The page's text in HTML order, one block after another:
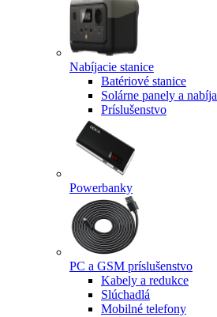
Nabíjacie stanice
Batériové stanice
Solárne panely a
Príslušenstvo
Powerbanky
PC a GSM príslušenstvo
Kabely a redukce
Slúchadlá
Mobilné telefony